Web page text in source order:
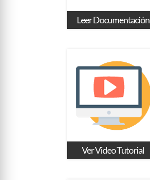
Leer Documentación
Ver Video Tutorial